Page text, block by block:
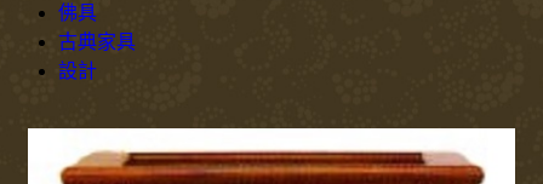
佛具
古典家具
設計